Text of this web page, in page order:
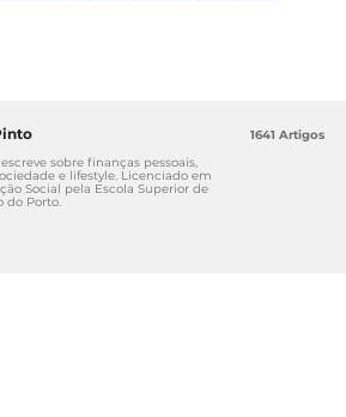
sobre finanças pessoais,
e lifestyle. Licenciado em
Social pela Escola Superior de
do Porto.
1641 Artigos